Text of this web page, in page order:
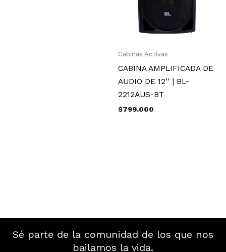
Cabinas Activas
CABINA AMPLIFICADA DE
AUDIO DE 12’’ | BL-
2212AUS-BT
$799.000
Sé parte de la comunidad de los que nos
bailamos la vida.